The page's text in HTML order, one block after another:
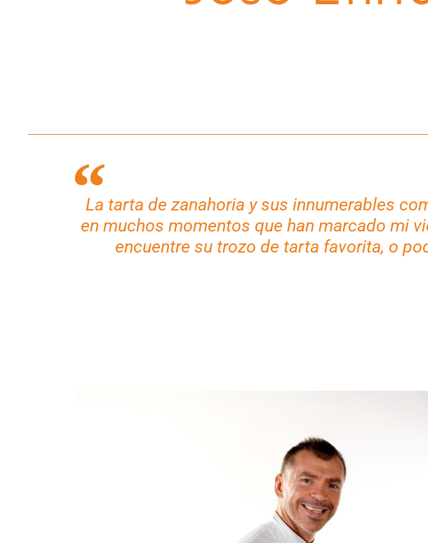
La tarta de zanahoria y sus innumerables
en muchos momentos que han marcado mi
encuentre su trozo de tarta favorita, o